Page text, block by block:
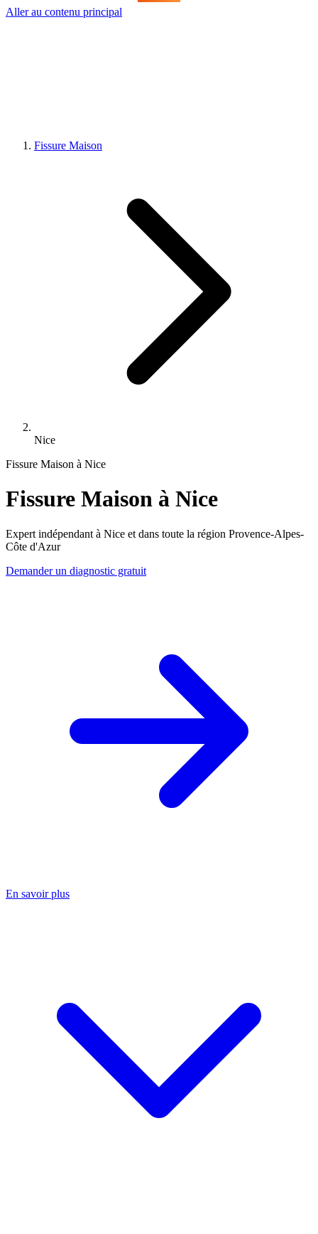
Aller au contenu principal
Fissure Maison
Nice
Fissure Maison à Nice
Fissure Maison à Nice
Expert indépendant à Nice et dans toute la région Provence-Alpes-
Côte d'Azur
Demander un diagnostic gratuit
En savoir plus